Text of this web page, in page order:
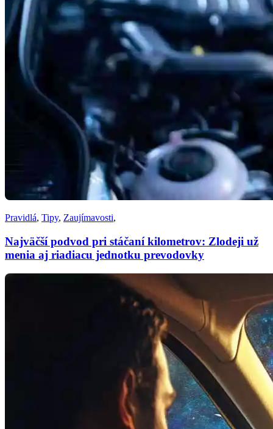
Pravidlá, Tipy, Zaujímavosti,
Najväčší podvod pri stáčaní kilometrov: Zlodeji už
menia aj riadiacu jednotku prevodovky